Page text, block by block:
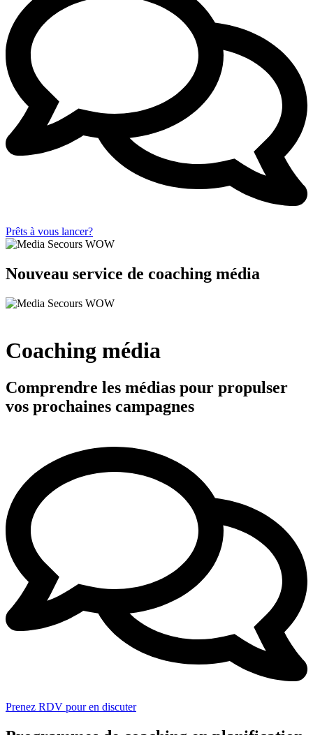
Prêts à vous lancer?
Nouveau service de coaching média
Coaching média
Comprendre les médias pour propulser
vos prochaines campagnes
Prenez RDV pour en discuter